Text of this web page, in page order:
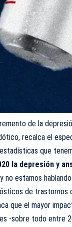
de la
recalca el
que
la depresión y
y no estamos
de trastornos
que el mayor
-sobre todo entre